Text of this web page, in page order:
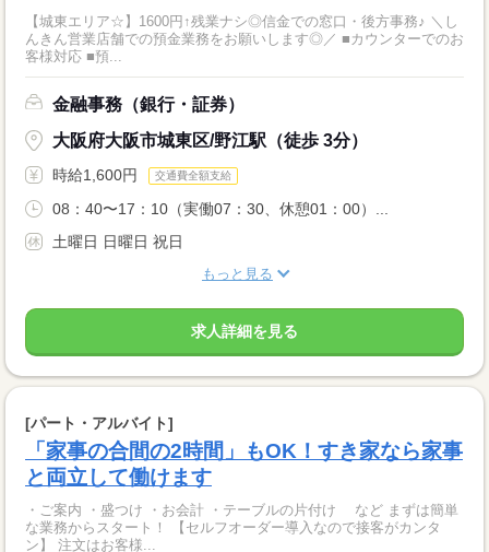
【城東エリア☆】1600円↑残業ナシ◎信金での窓口・後方事務♪ ＼し
んきん営業店舗での預金業務をお願いします◎／ ■カウンターでのお
客様対応 ■預...
金融事務（銀行・証券）
大阪府大阪市城東区/野江駅（徒歩 3分）
時給1,600円 交通費全額支給
08：40〜17：10（実働07：30、休憩01：00）...
土曜日 日曜日 祝日
もっと見る
求人詳細を見る
[パート・アルバイト]
「家事の合間の2時間」もOK！すき家なら家事
と両立して働けます
・ご案内 ・盛つけ ・お会計 ・テーブルの片付け など まずは簡単
な業務からスタート！ 【セルフオーダー導入なので接客がカンタ
ン】 注文はお客様...